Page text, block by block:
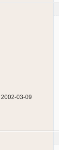
2002-03-09